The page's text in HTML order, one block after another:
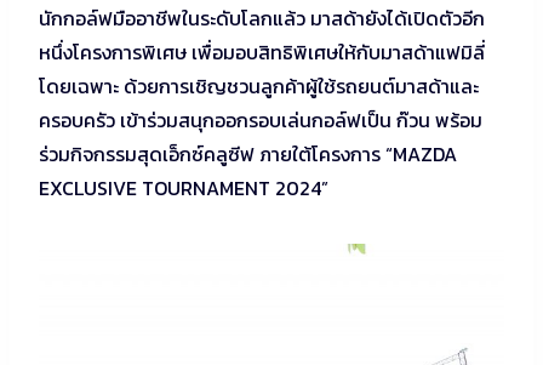
นักกอล์ฟมืออาชีพในระดับโลกแล้ว มาสด้ายังได้เปิดตัวอีก
หนึ่งโครงการพิเศษ เพื่อมอบสิทธิพิเศษให้กับมาสด้าแฟมิลี่
โดยเฉพาะ ด้วยการเชิญชวนลูกค้าผู้ใช้รถยนต์มาสด้าและ
ครอบครัว เข้าร่วมสนุกออกรอบเล่นกอล์ฟเป็น ก๊วน พร้อม
ร่วมกิจกรรมสุดเอ็กซ์คลูซีฟ ภายใต้โครงการ “MAZDA
EXCLUSIVE TOURNAMENT 2024”